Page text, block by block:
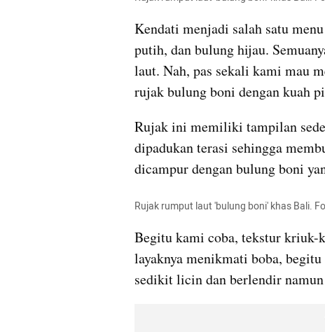
Kendati menjadi salah satu
putih, dan bulung hijau.
laut. Nah, pas sekali kami mau
rujak bulung boni dengan kuah
Rujak ini memiliki tampilan
dipadukan terasi sehingga
dicampur dengan bulung boni
Rujak rumput laut 'bulung boni' khas Bali.
Begitu kami coba, tekstur kriuk-
layaknya menikmati boba,
sedikit licin dan berlendir